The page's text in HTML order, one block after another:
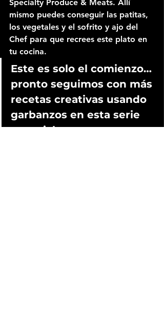
Specialty Produce & Meats. Allí
mismo puedes conseguir las patitas,
los vegetales y el sofrito y ajo del
Chef para que recrees este plato en
tu cocina.
Este es solo el comienzo…
pronto seguimos con más
recetas creativas usando
garbanzos en esta serie
especial.